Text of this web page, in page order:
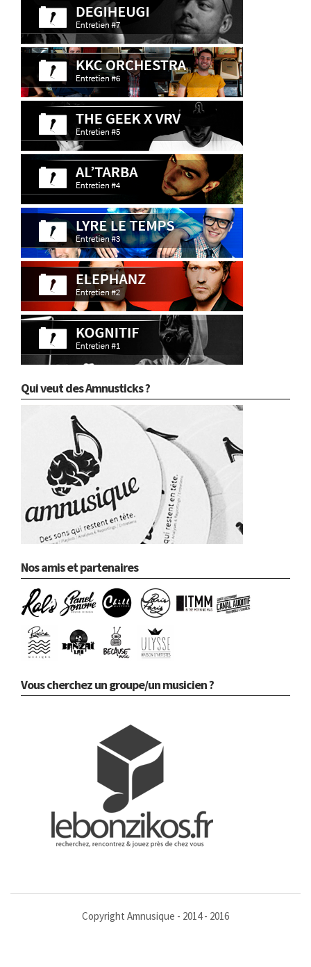
Qui veut des Amnusticks ?
Nos amis et partenaires
Vous cherchez un groupe/un musicien ?
Copyright Amnusique - 2014 - 2016